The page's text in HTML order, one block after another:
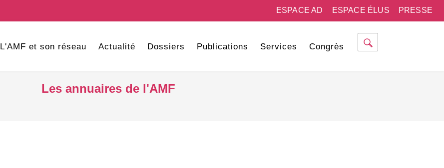
PRESSE
ESPACE ÉLUS
ESPACE AD
L'AMF et son réseau Actualité Dossiers Publications Services Congrès
Les annuaires de l'AMF